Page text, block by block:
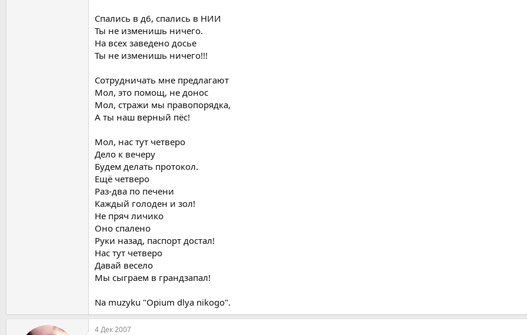
Спались в д6, спались в НИИ
Ты не изменишь ничего.
На всех заведено досье
Ты не изменишь ничего!!!
Сотрудничать мне предлагают
Мол, это помощ, не донос
Мол, стражи мы правопорядка,
А ты наш верный пёс!
Мол, нас тут четверо
Дело к вечеру
Будем делать протокол.
Ещё четверо
Раз-два по печени
Каждый голоден и зол!
Не пряч личико
Оно спалено
Руки назад, паспорт достал!
Нас тут четверо
Давай весело
Мы сыграем в грандзапал!
Na muzyku "Opium dlya nikogo".
4 Дек 2007